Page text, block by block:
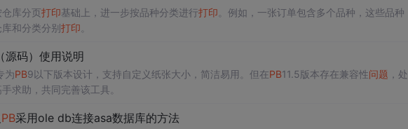
库分页打印基础上，进一步按品种分类进行打印 。例如，一张订单包含多个品种，这些品种
和分类分别打印
源码）使用说明
为PB9以下版本设计，支持自定义纸张大小，简洁易用。但在PB11.5版本存在兼容性问题 ，处
求助，共同完善该工具。
PB采用ole db连接asa数据库的方法